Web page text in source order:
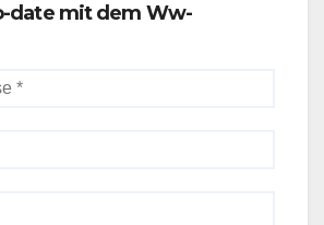
date mit dem Ww-